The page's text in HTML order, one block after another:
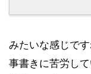
みたいな感じで
事書きに苦労し